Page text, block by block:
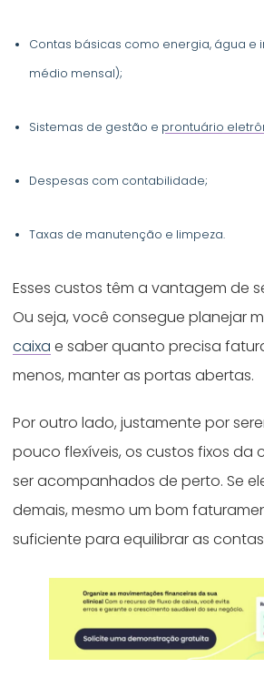
Contas básicas como energia, água e
médio mensal);
Sistemas de gestão e prontuário
Despesas com contabilidade;
Taxas de manutenção e limpeza.
Esses custos têm a vantagem de
Ou seja, você consegue planejar
caixa e saber quanto precisa
menos, manter as portas abertas.
Por outro lado, justamente por
pouco flexíveis, os custos fixos da
ser acompanhados de perto. Se
demais, mesmo um bom
suficiente para equilibrar as